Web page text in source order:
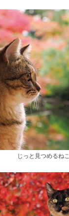
じっと見つめるねこ